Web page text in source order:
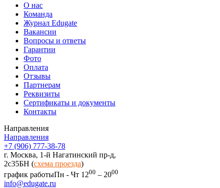
О нас
Команда
Журнал Edugate
Вакансии
Вопросы и ответы
Гарантии
Фото
Оплата
Отзывы
Партнерам
Реквизиты
Сертификаты и документы
Контакты
Направления
Направления
+7 (906) 777-38-78
г. Москва, 1-й Нагатинский пр-д,
2c35БН (схема проезда)
график работыПн - Чт 1200 – 2000
info@edugate.ru